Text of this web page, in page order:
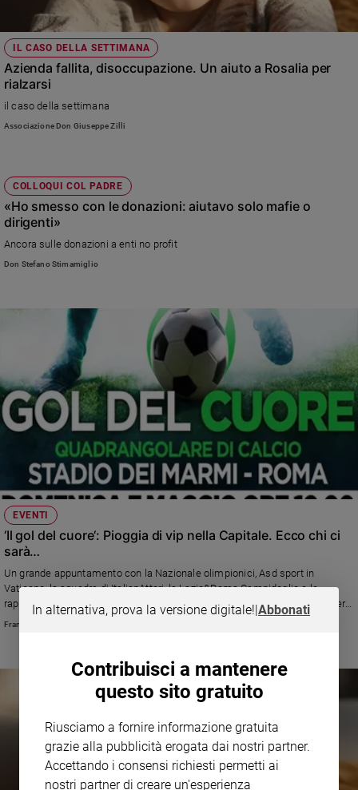
IL CASO DELLA SETTIMANA
Azienda fallita, disoccupazione. Un aiuto a Rosalia per
rialzarsi
il caso della settimana
Associazione Don Giuseppe Zilli
COLLOQUI COL PADRE
«Ho smesso con le donazioni: aiutavo solo mafie o
dirigenti»
Ancora sulle donazioni a enti no profit
Don Stefano Stimamiglio
EVENTI
‘Il gol del cuore‘: Pioggia di vip nella Capitale. Ecco chi ci
sarà…
Un grande appuntamento con la Nazionale olimpionici, Asd sport in
Vaticano, la squadre di ItalianAttori, la Lazio&Roma Campidoglio e le
rappresentative d’eccellenza che si sfidano per aiutare le associazioni per
la tutela della salute dei minori.
Francesco Fredella
In alternativa, prova la versione digitale!|Abbonati
Contribuisci a mantenere
questo sito gratuito
Riusciamo a fornire informazione gratuita
grazie alla pubblicità erogata dai nostri partner.
Accettando i consensi richiesti permetti ai
nostri partner di creare un'esperienza